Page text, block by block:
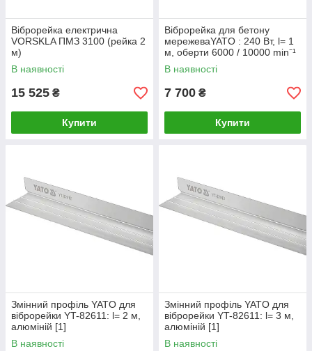
Віброрейка електрична
VORSKLA ПМЗ 3100 (рейка 2
м)
В наявності
15 525 ₴
Купити
Віброрейка для бетону
мережеваYATO : 240 Вт, l= 1
м, оберти 6000 / 10000 min⁻¹
[1]
В наявності
7 700 ₴
Купити
Змінний профіль YATO для
віброрейки YT-82611: l= 2 м,
алюміній [1]
В наявності
Змінний профіль YATO для
віброрейки YT-82611: l= 3 м,
алюміній [1]
В наявності